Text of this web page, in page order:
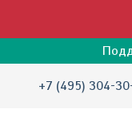
+7 (495) 304-